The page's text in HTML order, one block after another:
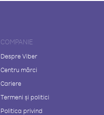
COMPANIE
Despre Viber
Centru mărci
Cariere
Termeni și politici
Politica privind